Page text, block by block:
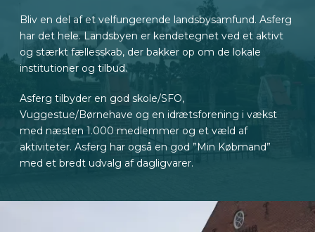
Bliv en del af et velfungerende landsbysamfund. Asferg
har det hele. Landsbyen er kendetegnet ved et aktivt
og stærkt fællesskab, der bakker op om de lokale
institutioner og tilbud.
Asferg tilbyder en god skole/SFO,
Vuggestue/Børnehave og en idrætsforening i vækst
med næsten 1.000 medlemmer og et væld af
aktiviteter. Asferg har også en god ”Min Købmand”
med et bredt udvalg af dagligvarer.